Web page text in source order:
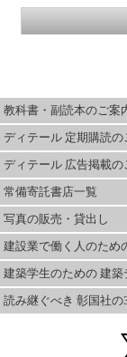
教科書・副読本のご案
ディテール 定期購読の
ディテール 広告掲載の
常備寄託書店一覧
写真の販売・貸出し
建設業で働く人のため
建築学生のための 建
読み継ぐべき 彰国社の